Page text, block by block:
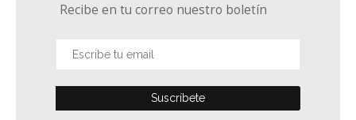
Recibe en tu correo nuestro boletín